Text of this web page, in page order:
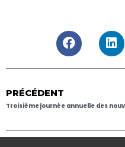
PRÉCÉDENT